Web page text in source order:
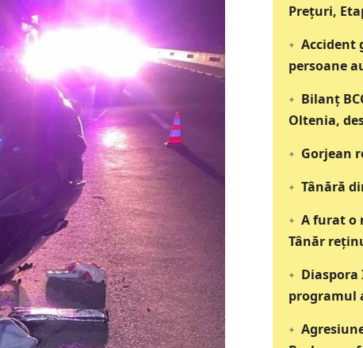
Preţuri,
Accident
persoane
Bilanț
Oltenia,
Gorjean
Tânără
A furat o
Tânăr
Diaspora
programul